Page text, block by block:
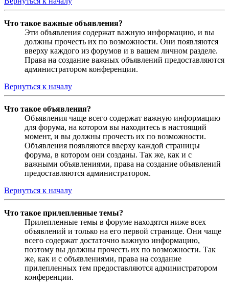
Что такое важные объявления?
Эти объявления содержат важную информацию, и вы
должны прочесть их по возможности. Они появляются
вверху каждого из форумов и в вашем личном разделе.
Права на создание важных объявлений предоставляются
администратором конференции.
Вернуться к началу
Что такое объявления?
Объявления чаще всего содержат важную информацию
для форума, на котором вы находитесь в настоящий
момент, и вы должны прочесть их по возможности.
Объявления появляются вверху каждой страницы
форума, в котором они созданы. Так же, как и с
важными объявлениями, права на создание объявлений
предоставляются администратором.
Вернуться к началу
Что такое прилепленные темы?
Прилепленные темы в форуме находятся ниже всех
объявлений и только на его первой странице. Они чаще
всего содержат достаточно важную информацию,
поэтому вы должны прочесть их по возможности. Так
же, как и с объявлениями, права на создание
прилепленных тем предоставляются администратором
конференции.